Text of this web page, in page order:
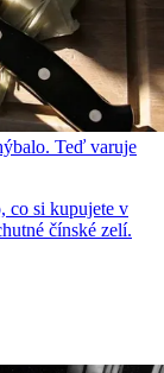
Teď varuje
co si kupujete v
čínské zelí.